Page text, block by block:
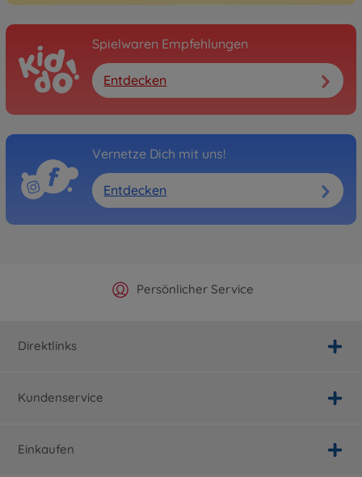
Spielwaren Empfehlungen
Entdecken
Vernetze Dich mit uns!
Entdecken
Offizieller Hersteller Shop
Persönlicher Service
Versandkostenfrei ab 25€
Schnelle Lieferung
Direktlinks
Kundenservice
Einkaufen